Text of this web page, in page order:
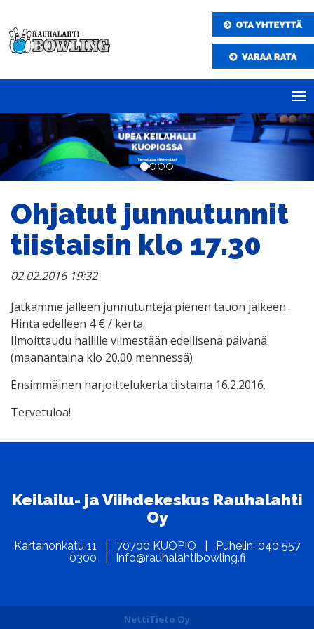
Ohjatut junnutunnit
tiistaisin klo 17.30
02.02.2016 19:32
Jatkamme jälleen junnutunteja pienen tauon jälkeen.
Hinta edelleen 4 € / kerta.
Ilmoittaudu hallille viimestään edellisenä päivänä
(maanantaina klo 20.00 mennessä)
Ensimmäinen harjoittelukerta tiistaina 16.2.2016.
Tervetuloa!
Keilailu- ja Viihdekeskus Rauhalahti
Oy
Kartanonkatu 11 | 70700 KUOPIO | Puhelin: 040 557
0300 | info@rauhalahtibowling.fi
NettiTieto Oy